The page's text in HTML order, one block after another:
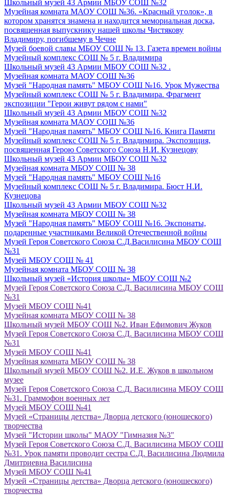
Школьный музей 43 Армии МБОУ СОШ №32
Музейная комната МАОУ СОШ №36. «Красный уголок», в
котором хранятся знамена и находится мемориальная доска,
посвященная выпускнику нашей школы Чистякову
Владимиру, погибшему в Чечне
Музей боевой славы МБОУ СОШ № 13. Газета времен войны
Музейный комплекс СОШ № 5 г. Владимира
Школьный музей 43 Армии МБОУ СОШ №32 .
Музейная комната МАОУ СОШ №36
Музей "Народная память" МБОУ СОШ №16. Урок Мужества
Музейный комплекс СОШ № 5 г. Владимира. Фрагмент
экспозиции "Герои живут рядом с нами"
Школьный музей 43 Армии МБОУ СОШ №32
Музейная комната МАОУ СОШ №36
Музей "Народная память" МБОУ СОШ №16. Книга Памяти
Музейный комплекс СОШ № 5 г. Владимира. Экспозиция,
посвященная Герою Советского Союза Н.И. Кузнецову
Школьный музей 43 Армии МБОУ СОШ №32
Музейная комната МБОУ СОШ № 38
Музей "Народная память" МБОУ СОШ №16
Музейный комплекс СОШ № 5 г. Владимира. Бюст Н.И.
Кузнецова
Школьный музей 43 Армии МБОУ СОШ №32
Музейная комната МБОУ СОШ № 38
Музей "Народная память" МБОУ СОШ №16. Экспонаты,
подаренные участниками Великой Отечественной войны
Музей Героя Советского Союза С.Д.Василисина МБОУ СОШ
№31
Музей МБОУ СОШ № 41
Музейная комната МБОУ СОШ № 38
Школьный музей «История школы» МБОУ СОШ №2
Музей Героя Советского Союза С.Д. Василисина МБОУ СОШ
№31
Музей МБОУ СОШ №41
Музейная комната МБОУ СОШ № 38
Школьный музей МБОУ СОШ №2. Иван Ефимович Жуков
Музей Героя Советского Союза С.Д. Василисина МБОУ СОШ
№31
Музей МБОУ СОШ №41
Музейная комната МБОУ СОШ № 38
Школьный музей МБОУ СОШ №2. И.Е. Жуков в школьном
музее
Музей Героя Советского Союза С.Д. Василисина МБОУ СОШ
№31. Граммофон военных лет
Музей МБОУ СОШ №41
Музей «Страницы детства» Дворца детского (юношеского)
творчества
Музей "Истории школы" МАОУ "Гимназия №3"
Музей Героя Советского Союза С.Д. Василисина МБОУ СОШ
№31. Урок памяти проводит сестра С.Д. Василисина Людмила
Дмитриевна Василисина
Музей МБОУ СОШ №41
Музей «Страницы детства» Дворца детского (юношеского)
творчества